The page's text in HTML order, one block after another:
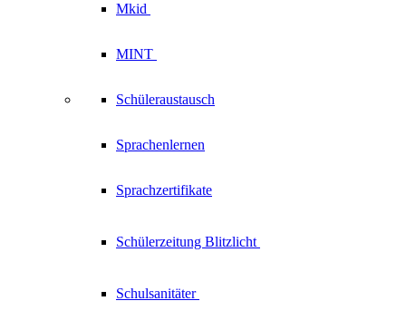
Mkid
MINT
Schüleraustausch
Sprachenlernen
Sprachzertifikate
Schülerzeitung Blitzlicht
Schulsanitäter